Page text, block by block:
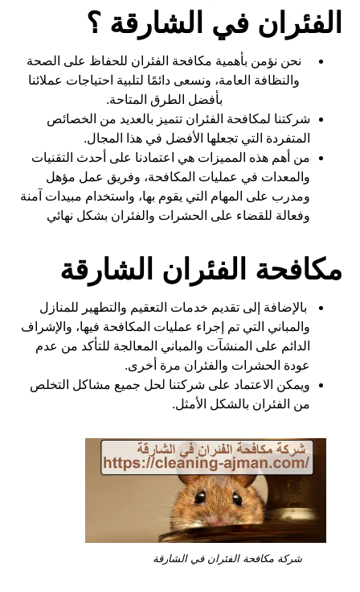
الفئران في الشارقة ؟
نحن نؤمن بأهمية مكافحة الفئران للحفاظ على الصحة
والنظافة العامة، ونسعى دائمًا لتلبية احتياجات عملائنا
بأفضل الطرق المتاحة.
شركتنا لمكافحة الفئران تتميز بالعديد من الخصائص
المتفردة التي تجعلها الأفضل في هذا المجال.
من أهم هذه المميزات هي اعتمادنا على أحدث التقنيات
والمعدات في عمليات المكافحة، وفريق عمل مؤهل
ومدرب على المهام التي يقوم بها، واستخدام مبيدات آمنة
وفعالة للقضاء على الحشرات والفئران بشكل نهائي
مكافحة الفئران الشارقة
بالإضافة إلى تقديم خدمات التعقيم والتطهير للمنازل
والمباني التي تم إجراء عمليات المكافحة فيها، والإشراف
الدائم على المنشآت والمباني المعالجة للتأكد من عدم
عودة الحشرات والفئران مرة أخرى.
ويمكن الاعتماد على شركتنا لحل جميع مشاكل التخلص
من الفئران بالشكل الأمثل.
شركة مكافحة الفئران في الشارقة